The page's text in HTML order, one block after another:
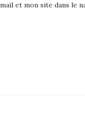
et mon site dans le